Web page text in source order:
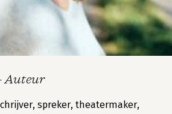
Auteur
spreker, theatermaker,